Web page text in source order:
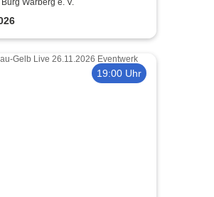
Unterhaltung
Warberg e. V.
19:00 Uhr